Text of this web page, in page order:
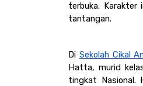
terbuka. Karakter
tantangan.
Di Sekolah Cikal
Hatta, murid
tingkat Nasional.